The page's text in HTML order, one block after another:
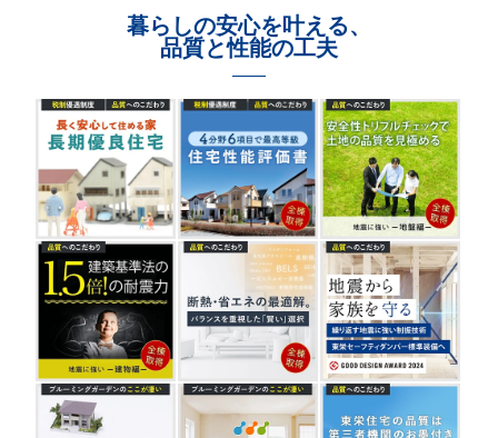
暮らしの安心を叶える、
品質と性能の工夫